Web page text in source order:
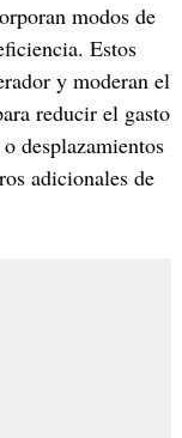
modos de
Estos
y moderan el
reducir el gasto
desplazamientos
adicionales de